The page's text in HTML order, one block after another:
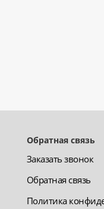
Обратная связь
Заказать звонок
Обратная связь
Политика